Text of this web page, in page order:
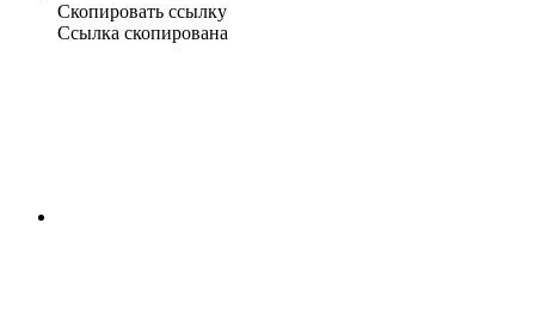
Скопировать ссылку
Ссылка скопирована